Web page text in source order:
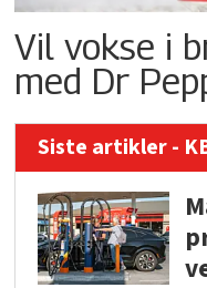
Vil vokse i
med Dr
Siste artikler -